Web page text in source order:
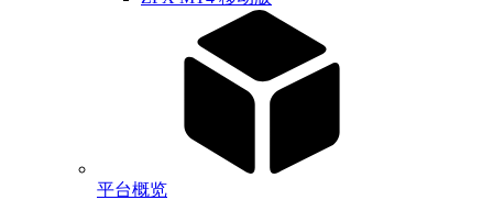
平台概览